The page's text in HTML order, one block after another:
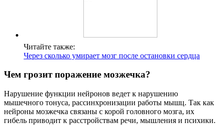
Читайте также:
Через сколько умирает мозг после остановки сердца
Чем грозит поражение мозжечка?
Нарушение функции нейронов ведет к нарушению
мышечного тонуса, рассинхронизации работы мышц. Так как
нейроны мозжечка связаны с корой головного мозга, их
гибель приводит к расстройствам речи, мышления и психики.